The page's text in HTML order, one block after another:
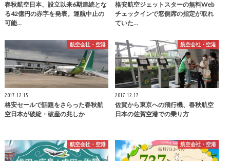
春秋航空日本、設立以来6期連続とな
る42億円の赤字を発表。運航中止の
可能…
格安航空ジェットスターの無料Web
チェックインで窓側席の指定が取れ
ていた…
航空会社・空港
2017.12.15
格安セールで話題をさらった春秋航
空日本が破綻・破産の兆しか
航空会社・空港
2017.12.17
佐賀から東京への飛行機、春秋航空
日本の佐賀空港での乗り方
航空会社・空港 航空会社・空港